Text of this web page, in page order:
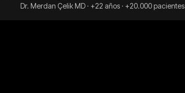
Dr. Merdan Çelik MD · +22 años · +20.000 pacientes